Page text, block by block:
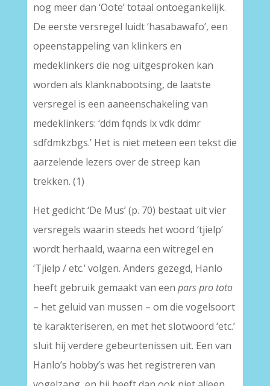
nog meer dan ‘Oote’ totaal ontoegankelijk.
De eerste versregel luidt ‘hasabawafo’, een
opeenstappeling van klinkers en
medeklinkers die nog uitgesproken kan
worden als klanknabootsing, de laatste
versregel is een aaneenschakeling van
medeklinkers: ‘ddm fqnds lx vdk ddmr
sdfdmkzbgs.’ Het is niet meteen een tekst die
aarzelende lezers over de streep kan
trekken. (1)
Het gedicht ‘De Mus’ (p. 70) bestaat uit vier
versregels waarin steeds het woord ‘tjielp’
wordt herhaald, waarna een witregel en
‘Tjielp / etc.’ volgen. Anders gezegd, Hanlo
heeft gebruik gemaakt van een pars pro toto
– het geluid van mussen – om die vogelsoort
te karakteriseren, en met het slotwoord ‘etc.’
sluit hij verdere gebeurtenissen uit. Een van
Hanlo’s hobby’s was het registreren van